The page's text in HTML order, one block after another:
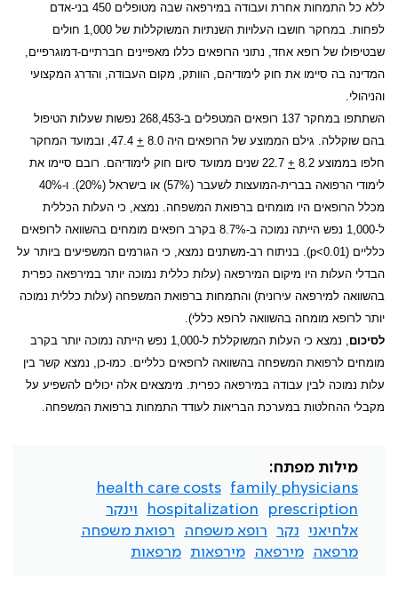
ללא כל התמחות אחרת ועבודה במירפאה שבה מטופלים 450 בני-אדם
לפחות. במחקר חושבו העלויות השנתיות המשוקללות של 1,000 חולים
שבטיפולו של רופא אחד, נתוני הרופאים כללו מאפיינים חברתיים-דמוגרפיים,
המדינה בה סיימו את חוק לימודיהם, הוותק, מקום העבודה, והדרג המקצועי
והניהולי.
השתתפו במחקר 137 רופאים המטפלים ב-268,453 נפשות שעלות הטיפול
בהם שוקללה. גילם הממוצע של הרופאים היה 8.0
+
47.4, ובמועד המחקר
חלפו בממוצע 8.2
+
22.7 שנים ממועד סיום חוק לימודיהם. רובם סיימו את
לימודי הרפואה בברית-המועצות לשעבר (57%) או בישראל (20%). ו-40%
מכלל הרופאים היו מומחים ברפואת המשפחה. נמצא, כי העלות הכללית
ל-1,000 נפש הייתה נמוכה ב-8.7% בקרב רופאים מומחים בהשוואה לרופאים
כלליים (p<0.01). בניתוח רב-משתנים נמצא, כי הגורמים המשפיעים ביותר על
הבדלי העלות היו מיקום המירפאה (עלות כללית נמוכה יותר במירפאה כפרית
בהשוואה למירפאה עירונית) והתמחות ברפואת המשפחה (עלות כללית נמוכה
יותר לרופא מומחה בהשוואה לרופא כללי).
לסיכום
, נמצא כי העלות המשוקללת ל-1,000 נפש הייתה נמוכה יותר בקרב
מומחים לרפואת המשפחה בהשוואה לרופאים כלליים. כמו-כן, נמצא קשר בין
עלות נמוכה לבין עבודה במירפאה כפרית. מימצאים אלה יכולים להשפיע על
מקבלי ההחלטות במערכת הבריאות לעודד התמחות ברפואת המשפחה.
מילות מפתח:
family physicians
health care costs
prescription
hospitalization
וינקר
אלחיאני
נקר רופא משפחה
רפואת משפחה
מרפאה
מירפאה מירפאות מרפאות